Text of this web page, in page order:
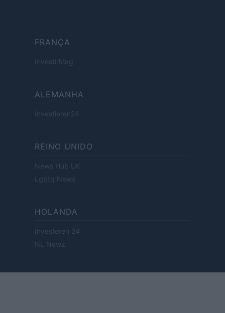
FRANÇA
InvestirMag
ALEMANHA
Investieren24
REINO UNIDO
News Hub UK
Lgbtq News
HOLANDA
Investeren 24
NL Newz